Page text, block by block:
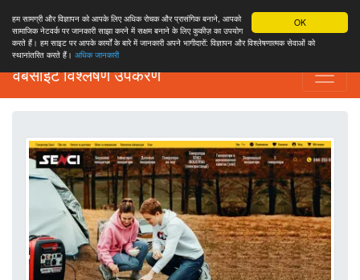
OK
हम सामग्री और विज्ञापन को आपके लिए अधिक रोचक और प्रासंगिक बनाने, आपको
सामाजिक नेटवर्क पर जानकारी साझा करने में सक्षम बनाने के लिए कुकीज़ का उपयोग
करते हैं। हम साइट पर आपके कार्यों के बारे में जानकारी अपने भागीदारों: विज्ञापन और विश्लेषणात्मक सेवाओं को
स्थानांतरित करते हैं। अधिक जानकारी
वेबसाइट विश्लेषण उपकरण